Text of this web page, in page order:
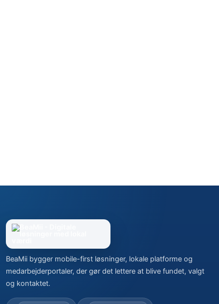
BeaMii bygger mobile-first løsninger, lokale platforme og
medarbejderportaler, der gør det lettere at blive fundet, valgt
og kontaktet.